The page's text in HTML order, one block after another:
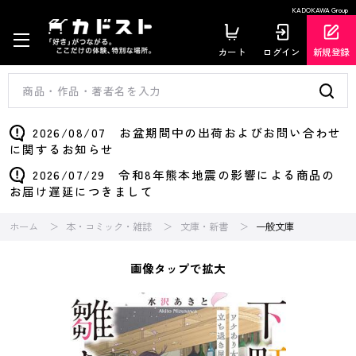
KADOKAWA Group
カート ログイン 新規登録
2026/08/07 お盆期間中の出荷およびお問い合わせ
に関するお知らせ
2026/07/29 令和8年熊本地震の影響による商品の
お届け遅延につきまして
ホーム 本・コミック・雑誌 文庫・新書 一般文庫
画像タップで拡大